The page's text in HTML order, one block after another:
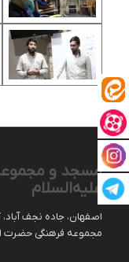
مسجد و
علیه‌السلام
اصفهان، جاده نجف
مجموعه فرهنگی حضرت